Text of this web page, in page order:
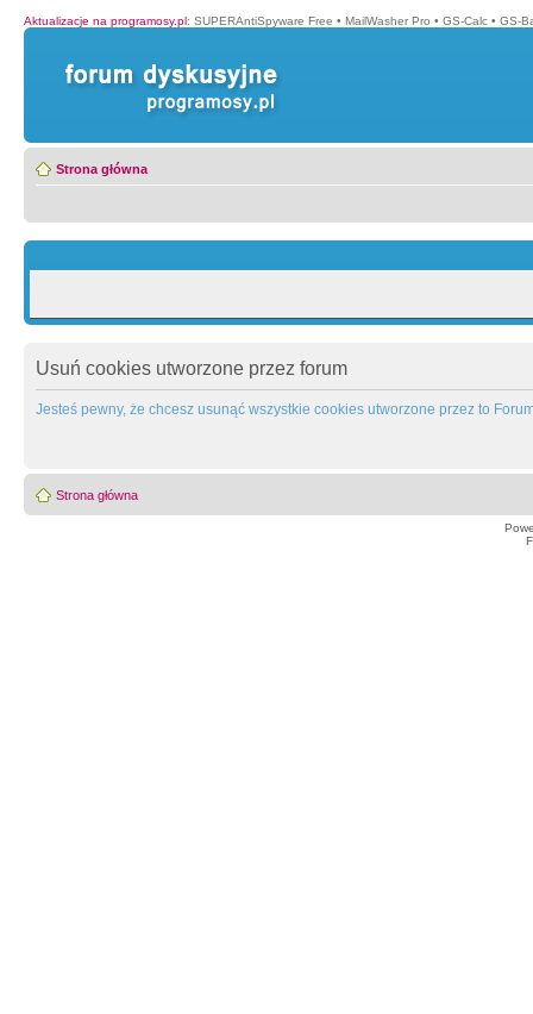
Aktualizacje na programosy.pl: SUPERAntiSpyware Free • MailWasher Pro • GS-Calc • GS-
Strona główna
Usuń cookies utworzone przez forum
Jesteś pewny, że chcesz usunąć wszystkie cookies utworzone przez to
Strona główna